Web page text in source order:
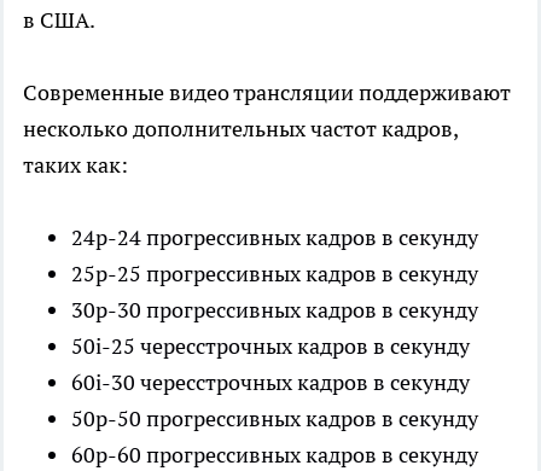
в США.
Современные видео трансляции поддерживают
несколько дополнительных частот кадров,
таких как:
24p-24 прогрессивных кадров в секунду
25p-25 прогрессивных кадров в секунду
30p-30 прогрессивных кадров в секунду
50i-25 чересстрочных кадров в секунду
60i-30 чересстрочных кадров в секунду
50p-50 прогрессивных кадров в секунду
60p-60 прогрессивных кадров в секунду